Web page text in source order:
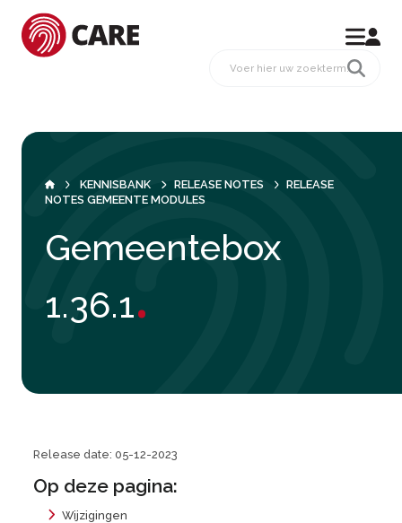
KENNISBANK RELEASE NOTES
RELEASE
NOTES GEMEENTE MODULES
Gemeentebox
1.36.1.
Release date: 05-12-2023
Op deze pagina:
Wijzigingen